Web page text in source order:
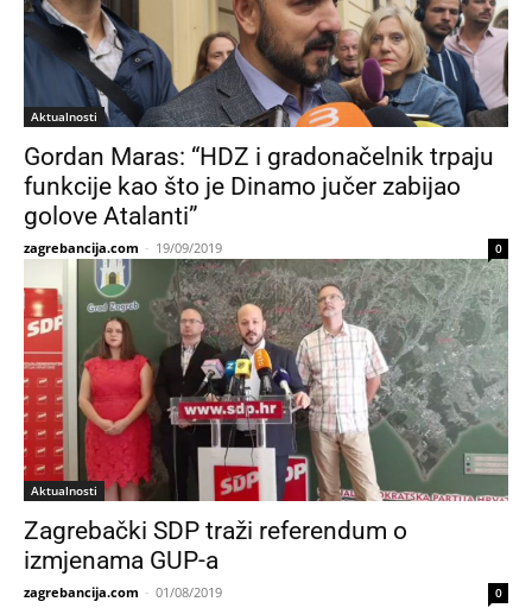
Aktualnosti
Gordan Maras: “HDZ i gradonačelnik trpaju
funkcije kao što je Dinamo jučer zabijao
golove Atalanti”
zagrebancija.com - 19/09/2019 0
Aktualnosti
Zagrebački SDP traži referendum o
izmjenama GUP-a
zagrebancija.com - 01/08/2019 0